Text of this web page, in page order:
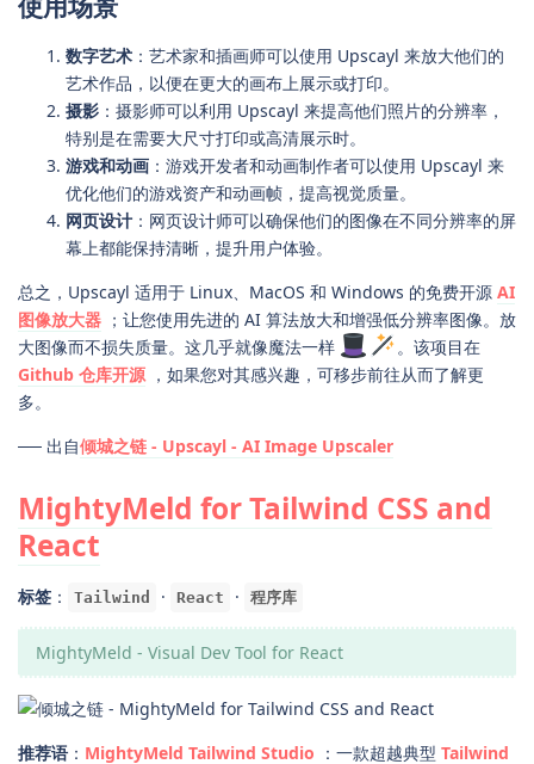
数字艺术 ：艺术家和插画师可以使用 Upscayl 来放大他们的
艺术作品，以便在更大的画布上展示或打印。
摄影 ：摄影师可以利用 Upscayl 来提高他们照片的分辨率，
特别是在需要大尺寸打印或高清展示时。
游戏和动画 ：游戏开发者和动画制作者可以使用 Upscayl 来
优化他们的游戏资产和动画帧，提高视觉质量。
网页设计 ：网页设计师可以确保他们的图像在不同分辨率的屏
幕上都能保持清晰，提升用户体验。
总之，Upscayl 适用于 Linux、MacOS 和 Windows 的免费开源 AI
图像放大器 ；让您使用先进的 AI 算法放大和增强低分辨率图像。放
大图像而不损失质量。这几乎就像魔法一样
。该项目在
Github 仓库开源，如果您对其感兴趣，可移步前往从而了解更
多。
── 出自倾城之链 - Upscayl - AI Image Upscaler
MightyMeld for Tailwind CSS and
React
标签 ： Tailwind · React · 程序库
MightyMeld - Visual Dev Tool for React
推荐语 ： MightyMeld Tailwind Studio ：一款超越典型 Tailwind